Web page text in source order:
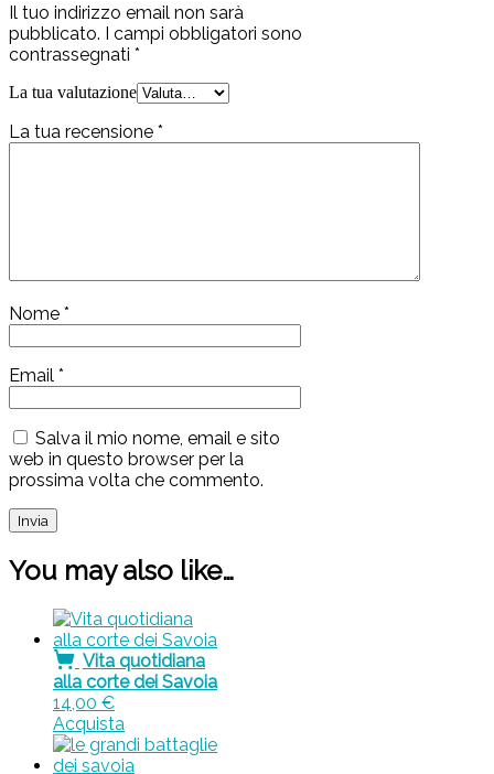
Il tuo indirizzo email non sarà
pubblicato. I campi obbligatori sono
contrassegnati *
La tua valutazione
La tua recensione *
Nome *
Email *
Salva il mio nome, email e sito
web in questo browser per la
prossima volta che commento.
You may also like…
Vita quotidiana
alla corte dei Savoia
14,00 €
Acquista